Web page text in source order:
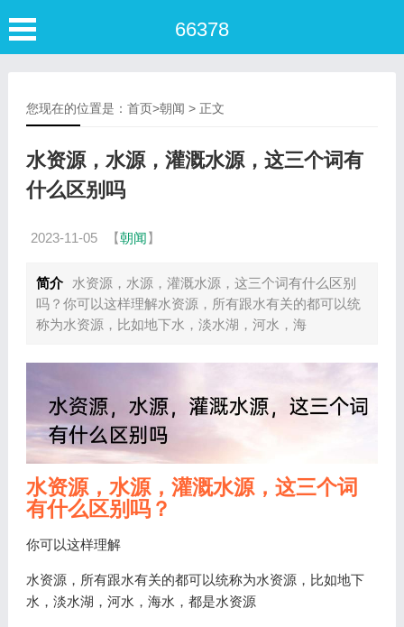
66378
您现在的位置是： 首页>朝闻 > 正文
水资源，水源，灌溉水源，这三个词有
什么区别吗
2023-11-05 【朝闻】
简介
水资源，水源，灌溉水源，这三个词有什么区别
吗？你可以这样理解水资源，所有跟水有关的都可以统
称为水资源，比如地下水，淡水湖，河水，海
水资源，水源，灌溉水源，这三个词
有什么区别吗？
你可以这样理解
水资源，所有跟水有关的都可以统称为水资源，比如地下
水，淡水湖，河水，海水，都是水资源